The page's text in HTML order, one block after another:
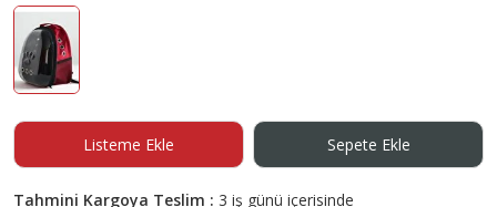
Listeme Ekle Sepete Ekle
Tahmini Kargoya Teslim : 3 iş günü içerisinde